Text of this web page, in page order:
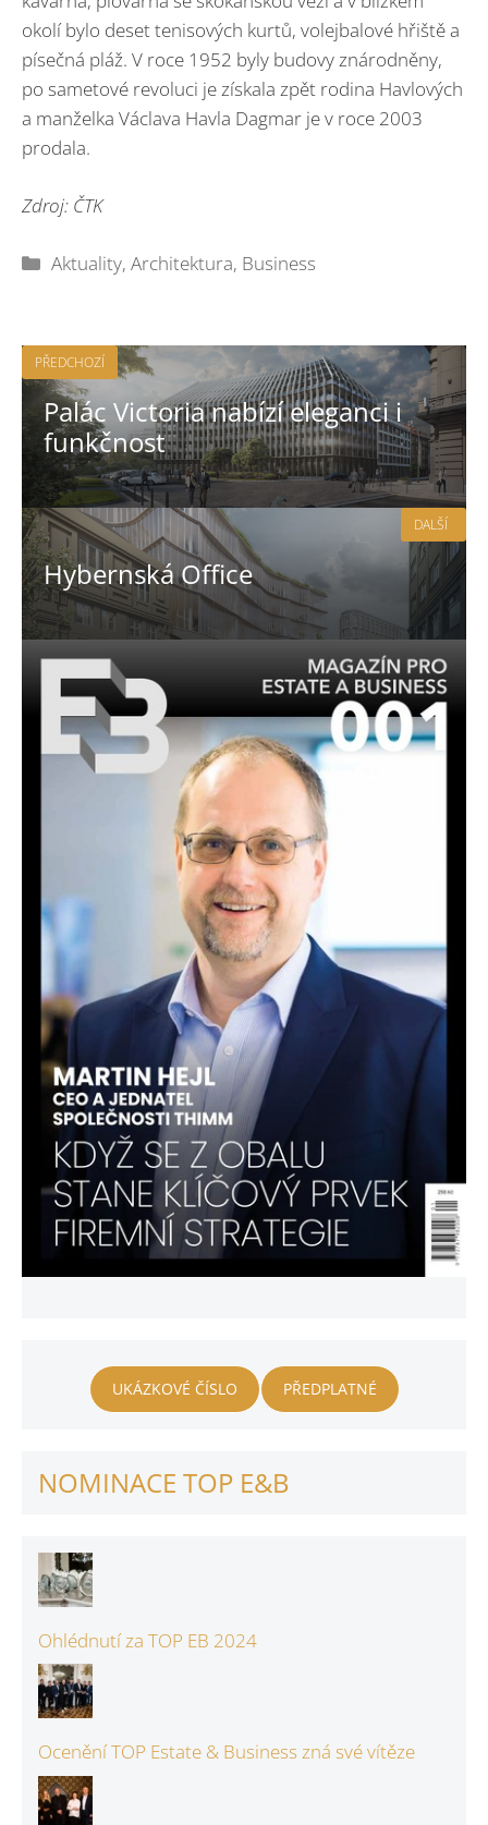
okolí bylo deset tenisových kurtů, volejbalové hřiště a
písečná pláž. V roce 1952 byly budovy znárodněny,
po sametové revoluci je získala zpět rodina Havlových
a manželka Václava Havla Dagmar je v roce 2003
prodala.
Zdroj: ČTK
Rubriky
Aktuality,Architektura, Business
PŘEDCHOZÍ
Palác Victoria nabízí eleganci i
funkčnost
Hybernská Office
DALŠÍ
UKÁZKOVÉ ČÍSLO PŘEDPLATNÉ
NOMINACE TOP E&B
Ohlédnutí za TOP EB 2024
Ocenění TOP Estate & Business zná své vítěze